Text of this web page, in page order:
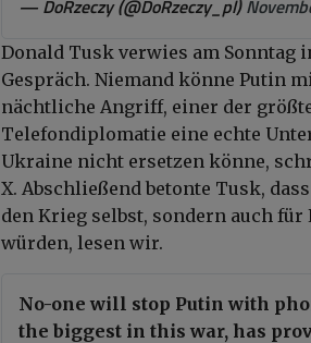
— DoRzeczy (@DoRzeczy_pl)
Donald Tusk verwies am Sonntag
Gespräch. Niemand könne Putin
nächtliche Angriff, einer der
Telefondiplomatie eine echte
Ukraine nicht ersetzen könne,
X. Abschließend betonte Tusk,
den Krieg selbst, sondern auch
würden, lesen wir.
No-one will stop Putin with
the biggest in this war, has